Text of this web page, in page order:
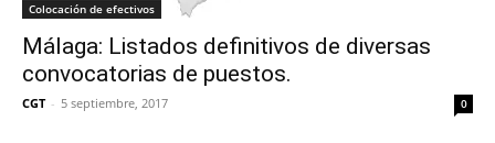
Colocación de efectivos
Málaga: Listados definitivos de diversas
convocatorias de puestos.
CGT - 5 septiembre, 2017 0